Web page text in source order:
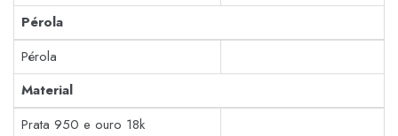
Pérola
Pérola
Material
Prata 950 e ouro 18k